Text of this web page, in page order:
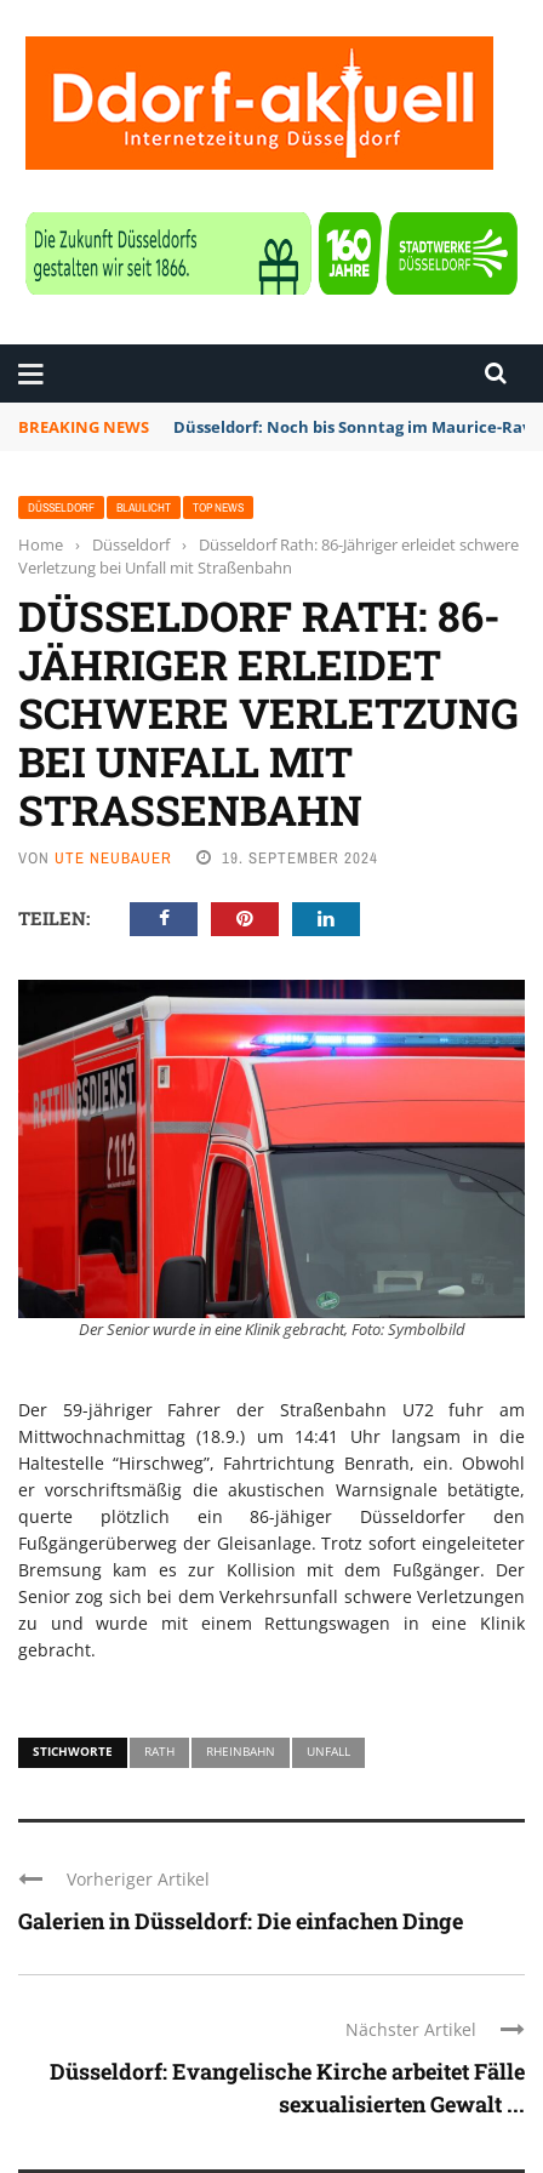
BREAKING NEWS Düsseldorf: Noch bis Sonntag im Maurice-
DÜSSELDORF BLAULICHT TOP NEWS
Home › Düsseldorf ›
Düsseldorf Rath: 86-Jähriger erleidet schwere
Verletzung bei Unfall mit Straßenbahn
DÜSSELDORF RATH: 86-
JÄHRIGER ERLEIDET
SCHWERE VERLETZUNG
BEI UNFALL MIT
STRASSENBAHN
VON UTE NEUBAUER 19. SEPTEMBER 2024
TEILEN:
Der Senior wurde in eine Klinik gebracht, Foto: Symbolbild
Der 59-jähriger Fahrer der Straßenbahn U72 fuhr am
Mittwochnachmittag (18.9.) um 14:41 Uhr langsam in die
Haltestelle “Hirschweg”, Fahrtrichtung Benrath, ein. Obwohl
er vorschriftsmäßig die akustischen Warnsignale betätigte,
querte plötzlich ein 86-jähiger Düsseldorfer den
Fußgängerüberweg der Gleisanlage. Trotz sofort eingeleiteter
Bremsung kam es zur Kollision mit dem Fußgänger. Der
Senior zog sich bei dem Verkehrsunfall schwere Verletzungen
zu und wurde mit einem Rettungswagen in eine Klinik
gebracht.
STICHWORTE RATH RHEINBAHN UNFALL
Vorheriger Artikel
Galerien in Düsseldorf: Die einfachen Dinge
Nächster Artikel
Düsseldorf: Evangelische Kirche arbeitet Fälle
sexualisierten Gewalt ...